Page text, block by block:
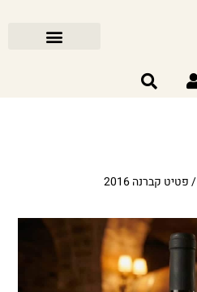
/ פטיט קברנה 2016